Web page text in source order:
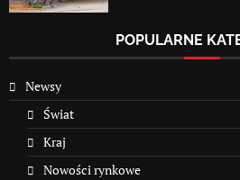
POPULARNE
Newsy
Świat
Kraj
Nowości rynkowe